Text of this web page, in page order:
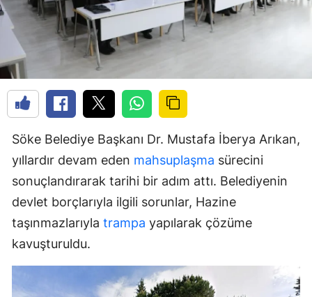
Söke Belediye Başkanı Dr. Mustafa İberya Arıkan,
yıllardır devam eden mahsuplaşma sürecini
sonuçlandırarak tarihi bir adım attı. Belediyenin
devlet borçlarıyla ilgili sorunlar, Hazine
taşınmazlarıyla trampa yapılarak çözüme
kavuşturuldu.